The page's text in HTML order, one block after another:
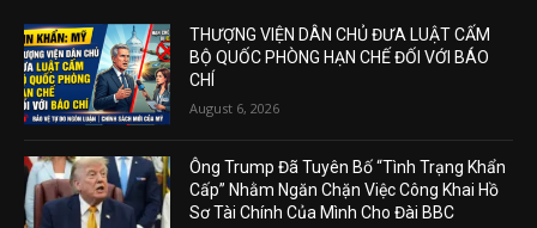
THƯỢNG VIỆN DÂN CHỦ ĐƯA LUẬT CẤM
BỘ QUỐC PHÒNG HẠN CHẾ ĐỐI VỚI BÁO
CHÍ
August 6, 2026
Ông Trump Đã Tuyên Bố “Tình Trạng Khẩn
Cấp” Nhằm Ngăn Chặn Việc Công Khai Hồ
Sơ Tài Chính Của Mình Cho Đài BBC